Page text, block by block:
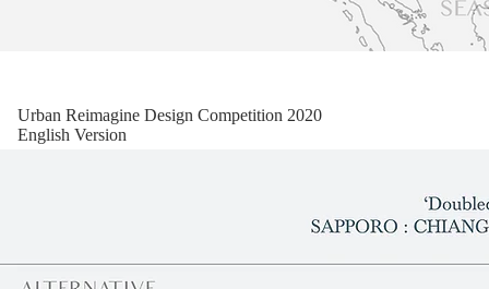
Urban Reimagine Design Competition 2020
English Version